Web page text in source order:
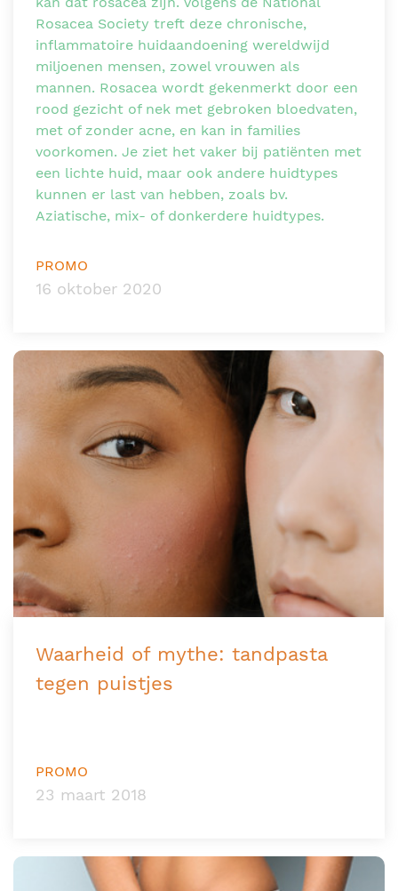
Rosacea Society treft deze chronische,
inflammatoire huidaandoening wereldwijd
miljoenen mensen, zowel vrouwen als
mannen. Rosacea wordt gekenmerkt door een
rood gezicht of nek met gebroken bloedvaten,
met of zonder acne, en kan in families
voorkomen. Je ziet het vaker bij patiënten met
een lichte huid, maar ook andere huidtypes
kunnen er last van hebben, zoals bv.
Aziatische, mix- of donkerdere huidtypes.
PROMO
16 oktober 2020
Waarheid of mythe: tandpasta
tegen puistjes
PROMO
23 maart 2018